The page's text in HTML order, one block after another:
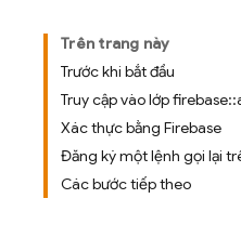
Trên trang này
Trước khi bắt đầu
Truy cập vào lớp
Xác thực bằng Firebase
Đăng ký một lệnh gọi lại
Các bước tiếp theo